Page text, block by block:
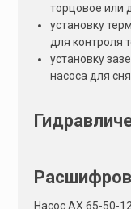
торцовое или
установку
для контроля
установку
насоса для
Насос АХ 65-50-